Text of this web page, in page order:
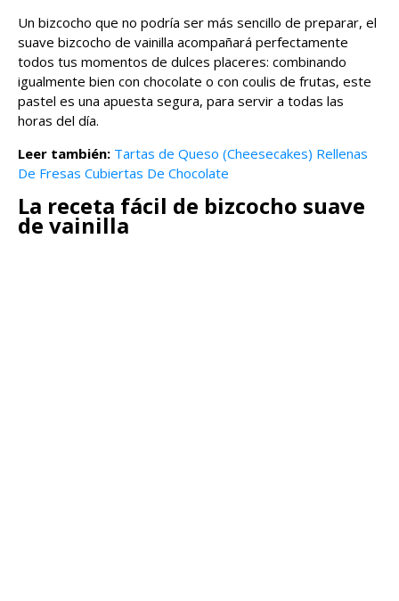
Un bizcocho que no podría ser más sencillo de preparar, el
suave bizcocho de vainilla acompañará perfectamente
todos tus momentos de dulces placeres: combinando
igualmente bien con chocolate o con coulis de frutas, este
pastel es una apuesta segura, para servir a todas las
horas del día.
Leer también: Tartas de Queso (Cheesecakes) Rellenas
De Fresas Cubiertas De Chocolate
La receta fácil de bizcocho suave
de vainilla